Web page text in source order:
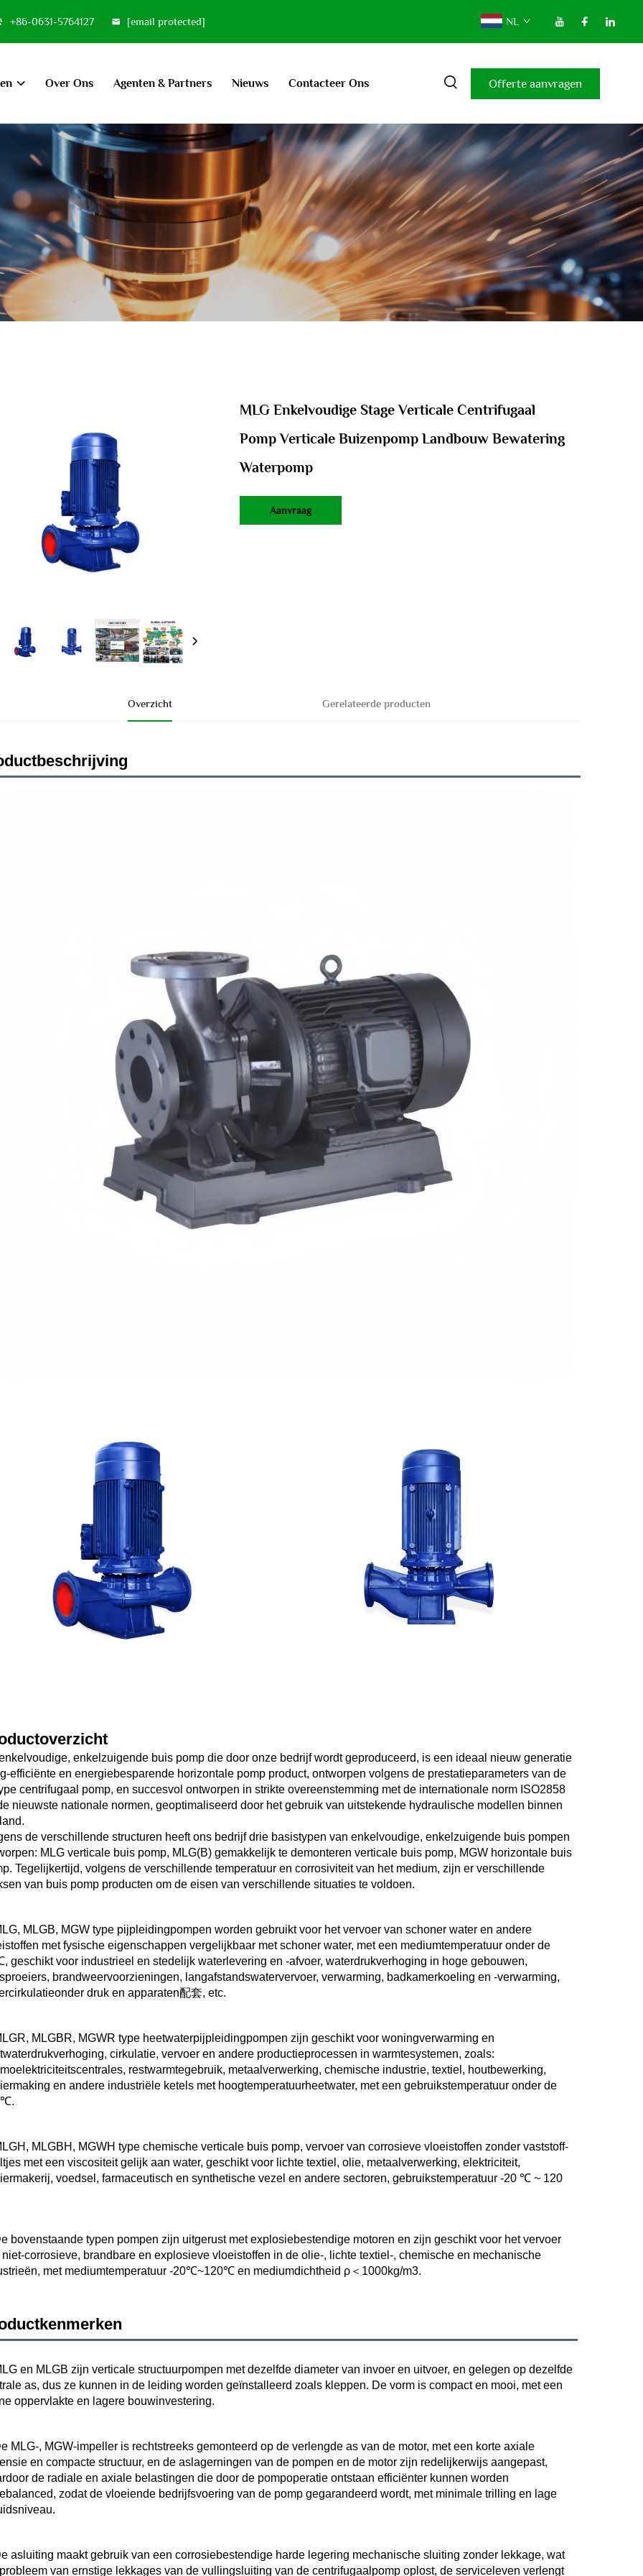
+86-0631-5764127 [email protected] NL
Over Ons Agenten & Partners Nieuws Contacteer Ons Offerte aanvragen
MLG Enkelvoudige Stage Verticale Centrifugaal
Pomp Verticale Buizenpomp Landbouw Bewatering
Waterpomp
Aanvraag
Overzicht Gerelateerde producten
enkelzuigende buis pomp die door onze bedrijf wordt geproduceerd, is een ideaal nieuw generatie
efficiënte en energiebesparende horizontale pomp product, ontworpen volgens de prestatieparameters van de
centrifugaal pomp, en succesvol ontworpen in strikte overeenstemming met de internationale norm ISO2858
nieuwste nationale normen, geoptimaliseerd door het gebruik van uitstekende hydraulische modellen binnen
de verschillende structuren heeft ons bedrijf drie basistypen van enkelvoudige, enkelzuigende buis pompen
MLG verticale buis pomp, MLG(B) gemakkelijk te demonteren verticale buis pomp, MGW horizontale buis
Tegelijkertijd, volgens de verschillende temperatuur en corrosiviteit van het medium, zijn er verschillende
van buis pomp producten om de eisen van verschillende situaties te voldoen.
MLGB, MGW type pijpleidingpompen worden gebruikt voor het vervoer van schoner water en andere
met fysische eigenschappen vergelijkbaar met schoner water, met een mediumtemperatuur onder de
geschikt voor industrieel en stedelijk waterlevering en -afvoer, waterdrukverhoging in hoge gebouwen,
brandweervoorzieningen, langafstandswatervervoer, verwarming, badkamerkoeling en -verwarming,
druk en apparaten配套, etc.
MLGBR, MGWR type heetwaterpijpleidingpompen zijn geschikt voor woningverwarming en
cirkulatie, vervoer en andere productieprocessen in warmtesystemen, zoals:
restwarmtegebruik, metaalverwerking, chemische industrie, textiel, houtbewerking,
en andere industriële ketels met hoogtemperatuurheetwater, met een gebruikstemperatuur onder de
MLGBH, MGWH type chemische verticale buis pomp, vervoer van corrosieve vloeistoffen zonder vaststoff-
met een viscositeit gelijk aan water, geschikt voor lichte textiel, olie, metaalverwerking, elektriciteit,
voedsel, farmaceutisch en synthetische vezel en andere sectoren, gebruikstemperatuur -20 ℃ ~ 120
bovenstaande typen pompen zijn uitgerust met explosiebestendige motoren en zijn geschikt voor het vervoer
niet-corrosieve, brandbare en explosieve vloeistoffen in de olie-, lichte textiel-, chemische en mechanische
met mediumtemperatuur -20℃~120℃ en mediumdichtheid ρ＜1000kg/m3.
en MLGB zijn verticale structuurpompen met dezelfde diameter van invoer en uitvoer, en gelegen op dezelfde
as, dus ze kunnen in de leiding worden geïnstalleerd zoals kleppen. De vorm is compact en mooi, met een
oppervlakte en lagere bouwinvestering.
MLG-, MGW-impeller is rechtstreeks gemonteerd op de verlengde as van de motor, met een korte axiale
en compacte structuur, en de aslagerningen van de pompen en de motor zijn redelijkerwijs aangepast,
de radiale en axiale belastingen die door de pompoperatie ontstaan efficiënter kunnen worden
zodat de vloeiende bedrijfsvoering van de pomp gegarandeerd wordt, met minimale trilling en lage
asluiting maakt gebruik van een corrosiebestendige harde legering mechanische sluiting zonder lekkage, wat
van ernstige lekkages van de vullingsluiting van de centrifugaalpomp oplost, de serviceleven verlengt